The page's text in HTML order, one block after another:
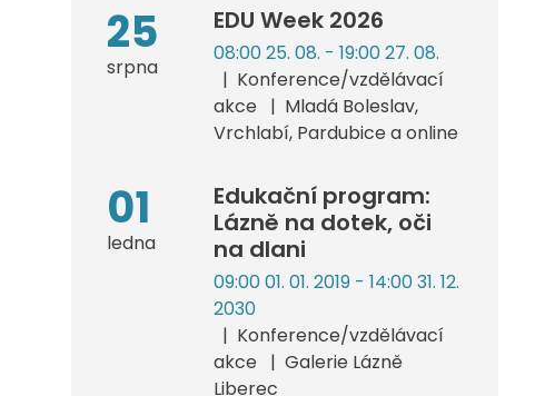
25
srpna
EDU Week 2026
08:00 25. 08. - 19:00 27. 08.
Konference/vzdělávací
akce
Mladá Boleslav,
Vrchlabí, Pardubice a online
01
ledna
Edukační program:
Lázně na dotek, oči
na dlani
09:00 01. 01. 2019 - 14:00 31. 12.
2030
Konference/vzdělávací
akce
Galerie Lázně
Liberec